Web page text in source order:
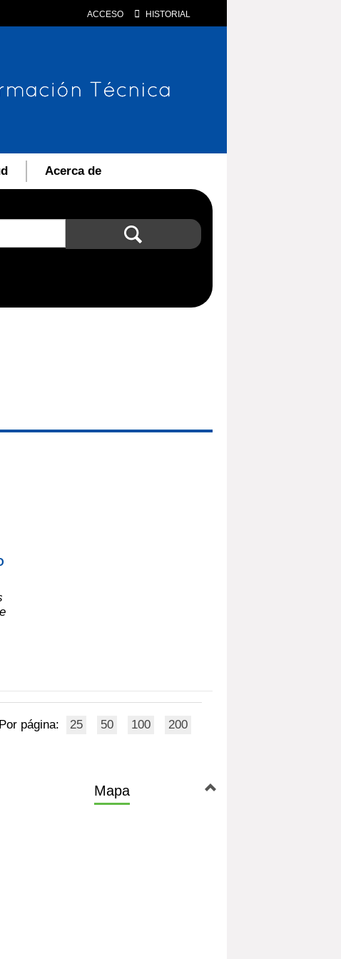
ACCESO HISTORIAL
Acerca de
Por página: 25 50 100 200
Mapa